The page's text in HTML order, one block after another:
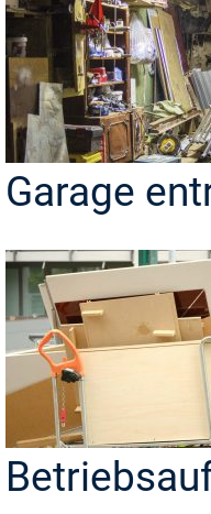
Garage